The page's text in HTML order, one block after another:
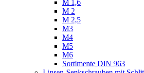
M 1,6
M 2
M 2,5
M3
M4
M5
M6
Sortimente DIN 963